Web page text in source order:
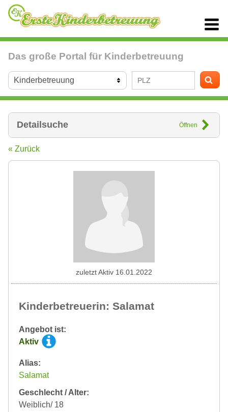
Das große Portal für Kinderbetreuung
Detailsuche Öffnen
« Zurück
Kinderbetreuerin: Salamat
Angebot ist:
Aktiv
Alias:
Salamat
Geschlecht / Alter:
Weiblich/ 18
zuletzt Aktiv 16.01.2022